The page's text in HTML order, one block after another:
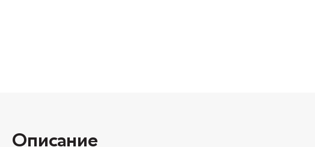
Описание